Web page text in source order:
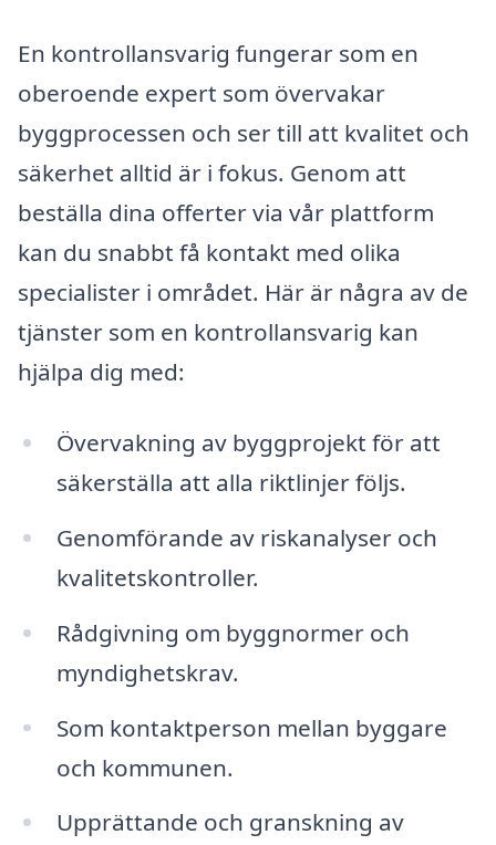
En kontrollansvarig fungerar som en
oberoende expert som övervakar
byggprocessen och ser till att kvalitet och
säkerhet alltid är i fokus. Genom att
beställa dina offerter via vår plattform
kan du snabbt få kontakt med olika
specialister i området. Här är några av de
tjänster som en kontrollansvarig kan
hjälpa dig med:
Övervakning av byggprojekt för att
säkerställa att alla riktlinjer följs.
Genomförande av riskanalyser och
kvalitetskontroller.
Rådgivning om byggnormer och
myndighetskrav.
Som kontaktperson mellan byggare
och kommunen.
Upprättande och granskning av